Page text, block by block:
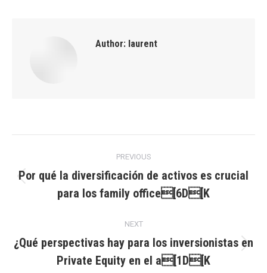
Author: laurent
navigation
PREVIOUS
post:
Por qué la diversificación de activos es crucial
para los family office[6D[K
NEXT
post:
¿Qué perspectivas hay para los inversionistas en
Private Equity en el a[1D[K